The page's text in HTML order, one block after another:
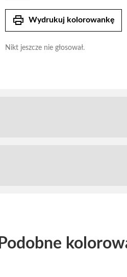
print Wydrukuj kolorowankę
Nikt jeszcze nie głosował.
Podobne